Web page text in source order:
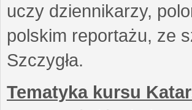
uczy dziennikarzy,
polskim reportażu, ze
Szczygła.
Tematyka kursu